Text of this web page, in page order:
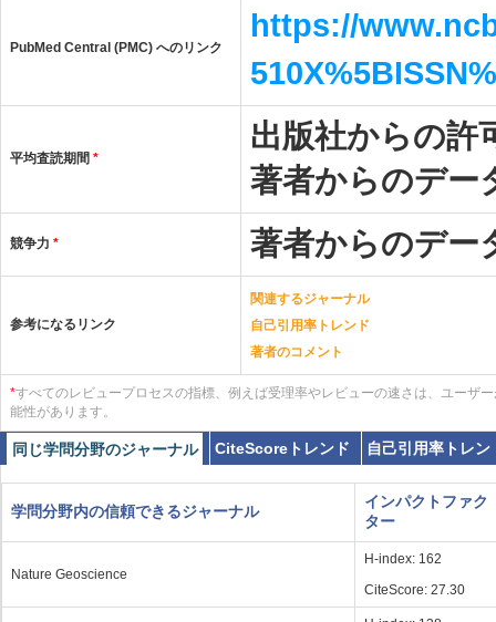
PubMed Central (PMC) へのリンク
https://
平均査読期間 *
出版社からの許
著者からのデ
競争力 * 著者からのデ
参考になるリンク
関連するジャーナル
自己引用率トレンド
著者のコメント
*すべてのレビュープロセスの指標、例えば受理率やレビューの速さは、ユーザ
能性があります。
同じ学問分野のジャーナル CiteScoreトレンド 自己引用率トレン
学問分野内の信頼できるジャーナル
インパクトファク
ター
Nature Geoscience
H-index: 162
CiteScore: 27.30